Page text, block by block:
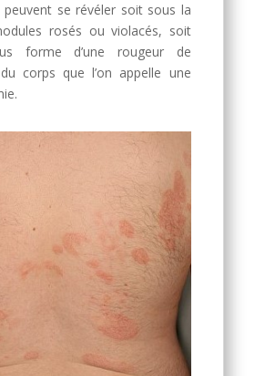
peuvent se révéler soit sous la
rosés ou violacés, soit
forme d’une rougeur de
du corps que l’on appelle une